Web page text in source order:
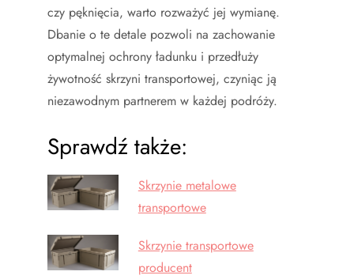
czy pęknięcia, warto rozważyć jej wymianę.
Dbanie o te detale pozwoli na zachowanie
optymalnej ochrony ładunku i przedłuży
żywotność skrzyni transportowej, czyniąc ją
niezawodnym partnerem w każdej podróży.
Sprawdź także:
Skrzynie metalowe
transportowe
Skrzynie transportowe
producent